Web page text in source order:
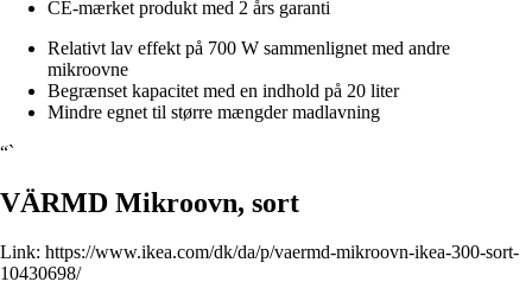
CE-mærket produkt med 2 års garanti
Relativt lav effekt på 700 W sammenlignet med andre
mikroovne
Begrænset kapacitet med en indhold på 20 liter
Mindre egnet til større mængder madlavning
“`
VÄRMD Mikroovn, sort
Link: https://www.ikea.com/dk/da/p/vaermd-mikroovn-ikea-300-sort-
10430698/